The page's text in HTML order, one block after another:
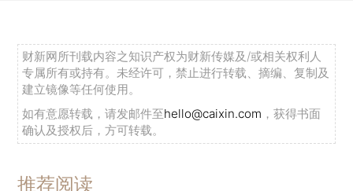
财新网所刊载内容之知识产权为财新传媒及/或相关权利人
专属所有或持有。未经许可，禁止进行转载、摘编、复制及
建立镜像等任何使用。
如有意愿转载，请发邮件至hello@caixin.com ，获得书面
确认及授权后，方可转载。
推荐阅读